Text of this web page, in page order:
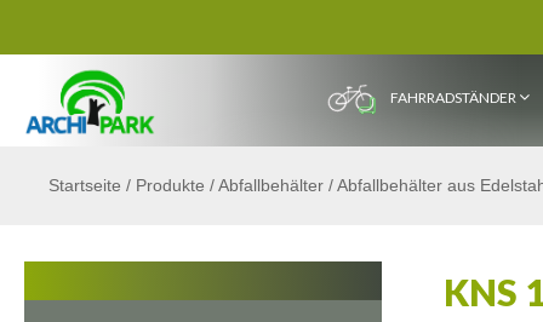
FAHRRADSTÄNDER
Startseite / Produkte /Abfallbehälter /Abfallbehälter aus
KNS